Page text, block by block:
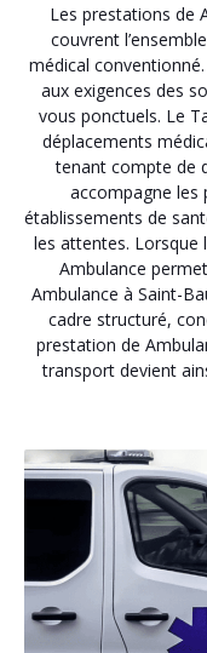
Les prestations de
couvrent
médical
aux exigences des
vous ponctuels. Le
déplacements
tenant compte de
accompagne les
établissements de
les attentes. Lorsque
Ambulance
Ambulance à Saint-
cadre structuré,
prestation de
transport devient